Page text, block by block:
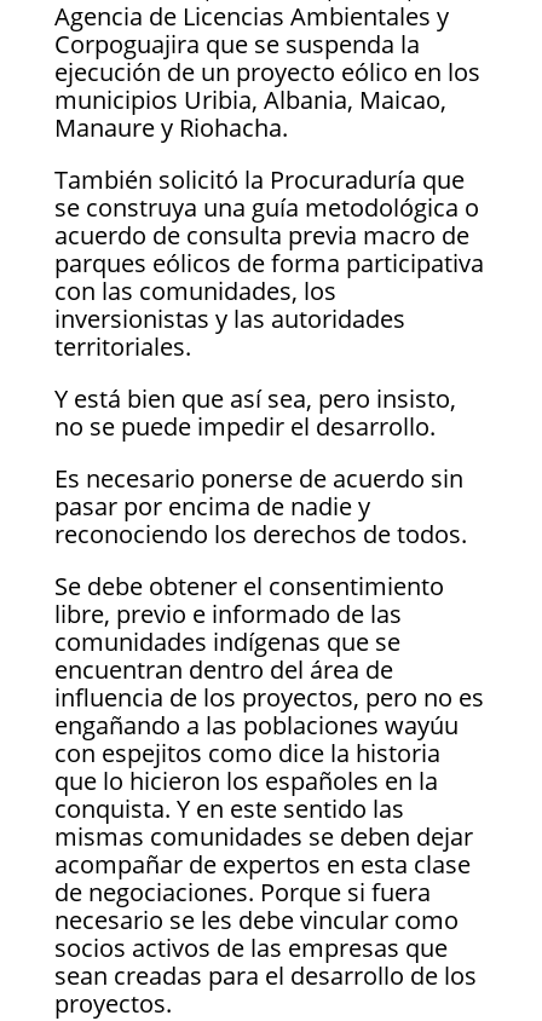
Agencia de Licencias Ambientales y
Corpoguajira que se suspenda la
ejecución de un proyecto eólico en los
municipios Uribia, Albania, Maicao,
Manaure y Riohacha.
También solicitó la Procuraduría que
se construya una guía metodológica o
acuerdo de consulta previa macro de
parques eólicos de forma participativa
con las comunidades, los
inversionistas y las autoridades
territoriales.
Y está bien que así sea, pero insisto,
no se puede impedir el desarrollo.
Es necesario ponerse de acuerdo sin
pasar por encima de nadie y
reconociendo los derechos de todos.
Se debe obtener el consentimiento
libre, previo e informado de las
comunidades indígenas que se
encuentran dentro del área de
influencia de los proyectos, pero no es
engañando a las poblaciones wayúu
con espejitos como dice la historia
que lo hicieron los españoles en la
conquista. Y en este sentido las
mismas comunidades se deben dejar
acompañar de expertos en esta clase
de negociaciones. Porque si fuera
necesario se les debe vincular como
socios activos de las empresas que
sean creadas para el desarrollo de los
proyectos.